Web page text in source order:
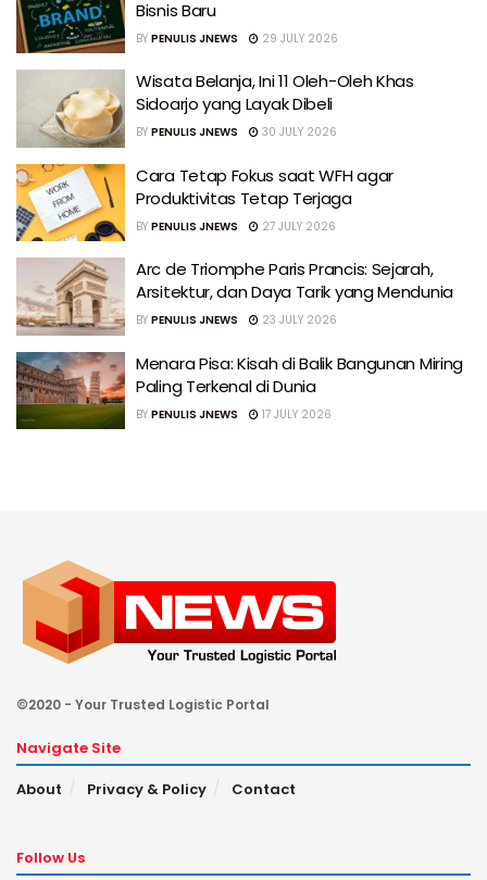
Bisnis Baru
BY PENULIS JNEWS 29 JULY 2026
Wisata Belanja, Ini 11 Oleh-Oleh Khas
Sidoarjo yang Layak Dibeli
BY PENULIS JNEWS 30 JULY 2026
Cara Tetap Fokus saat WFH agar
Produktivitas Tetap Terjaga
BY PENULIS JNEWS 27 JULY 2026
Arc de Triomphe Paris Prancis: Sejarah,
Arsitektur, dan Daya Tarik yang Mendunia
BY PENULIS JNEWS 23 JULY 2026
Menara Pisa: Kisah di Balik Bangunan Miring
Paling Terkenal di Dunia
BY PENULIS JNEWS 17 JULY 2026
©2020 - Your Trusted Logistic Portal
Navigate Site
About
Privacy & Policy Contact
Follow Us